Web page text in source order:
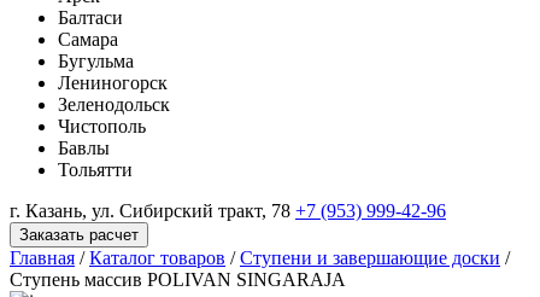
Балтаси
Самара
Бугульма
Лениногорск
Зеленодольск
Чистополь
Бавлы
Тольятти
г. Казань, ул. Сибирский тракт, 78 +7 (953) 999-42-96
Заказать расчет
Главная / Каталог товаров / Ступени и завершающие доски /
Ступень массив POLIVAN SINGARAJA